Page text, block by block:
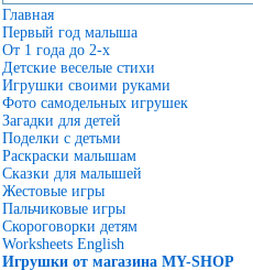
Главная
Первый год малыша
От 1 года до 2-х
Детские веселые стихи
Игрушки своими руками
Фото самодельных игрушек
Загадки для детей
Поделки с детьми
Раскраски малышам
Сказки для малышей
Жестовые игры
Пальчиковые игры
Скороговорки детям
Worksheets English
Игрушки от магазина MY-SHOP